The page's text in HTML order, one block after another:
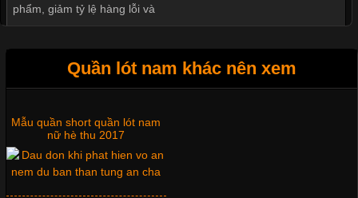
phẩm, giảm tỷ lệ hàng lỗi và
Cập nhật 2026-06-01 16:20:50
Quần lót nam khác nên xem
Mẫu quần short quần lót nam
nữ hè thu 2017